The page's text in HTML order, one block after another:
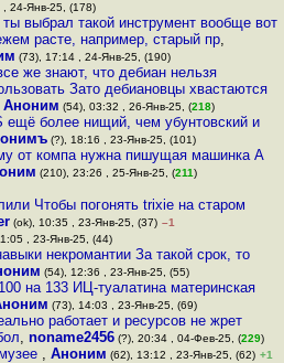
, 24-Янв-25, (178)
выбрал такой инструмент вообще вот
расте, например, старый пр,
(73), 17:14 , 24-Янв-25, (190)
же знают, что дебиан нельзя
Зато дебиановцы хвастаются
Аноним (54), 03:32 , 26-Янв-25, (218)
ещё более нищий, чем убунтовский и
(?), 18:16 , 23-Янв-25, (101)
от компа нужна пишущая машинка А
(210), 23:26 , 25-Янв-25, (211)
Чтобы погонять trixie на старом
(ok), 10:35 , 23-Янв-25, (37) –1
, 23-Янв-25, (44)
некромантии За такой срок, то
(54), 12:36 , 23-Янв-25, (55)
на 133 ИЦ-туалатина материнская
(73), 14:03 , 23-Янв-25, (69)
работает и ресурсов не жрет
,noname2456 (?), 20:34 , 04-Фев-25, (229)
, Аноним (62), 13:12 , 23-Янв-25, (62) +1